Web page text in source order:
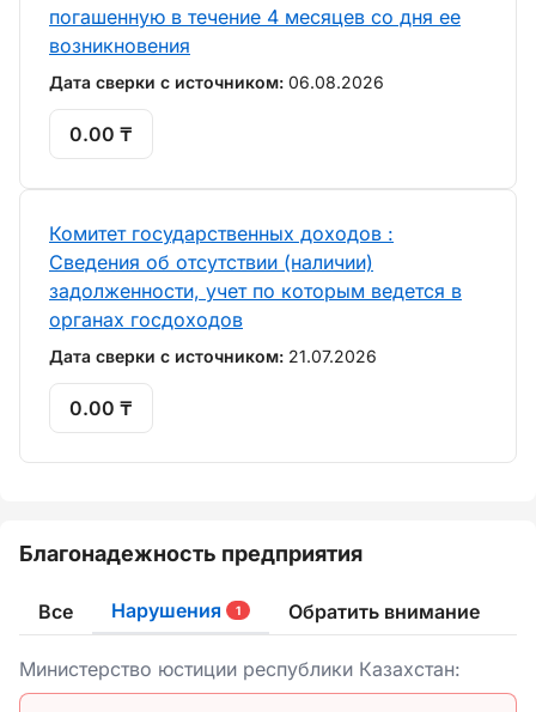
погашенную в течение 4 месяцев со дня ее
возникновения
Дата сверки с источником: 06.08.2026
0.00 ₸
Комитет государственных доходов :
Сведения об отсутствии (наличии)
задолженности, учет по которым ведется в
органах госдоходов
Дата сверки с источником: 21.07.2026
0.00 ₸
Благонадежность предприятия
Все Нарушения 1 Обратить внимание
Министерство юстиции республики Казахстан: